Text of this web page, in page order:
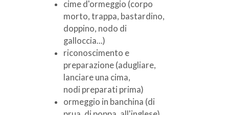
cime d'ormeggio (corpo
morto, trappa, bastardino,
doppino, nodo di
galloccia...)
riconoscimento e
preparazione (adugliare,
lanciare una cima,
nodi preparati prima)
ormeggio in banchina (di